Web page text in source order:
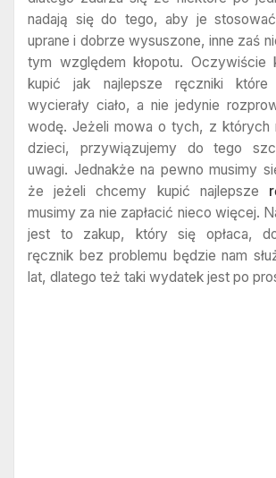
nadają się do tego, aby je
uprane i dobrze wysuszone, inne zaś
tym względem kłopotu. Oczywiście
kupić jak najlepsze ręczniki które
wycierały ciało, a nie jedynie
wodę. Jeżeli mowa o tych, z których
dzieci, przywiązujemy do tego
uwagi. Jednakże na pewno musimy
że jeżeli chcemy kupić najlepsze
musimy za nie zapłacić nieco więcej.
jest to zakup, który się opłaca,
ręcznik bez problemu będzie nam
lat, dlatego też taki wydatek jest po